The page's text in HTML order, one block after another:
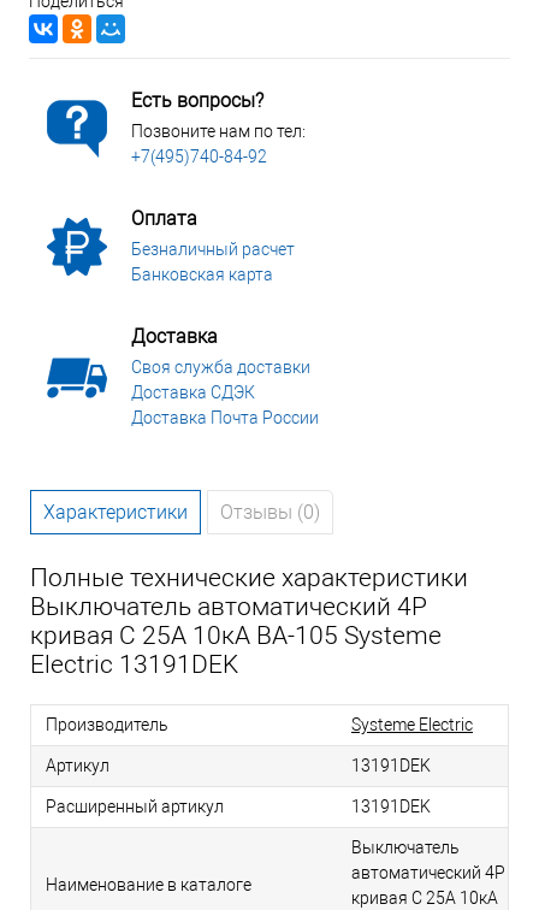
Есть вопросы?
Позвоните нам по тел:
+7(495)740-84-92
Оплата
Безналичный расчет
Банковская карта
Доставка
Своя служба доставки
Доставка СДЭК
Доставка Почта России
Характеристики Отзывы (0)
Полные технические характеристики
Выключатель автоматический 4P
кривая C 25A 10кА ВА-105 Systeme
Electric 13191DEK
Производитель Systeme Electric
Артикул 13191DEK
Расширенный артикул 13191DEK
Наименование в каталоге
Выключатель
автоматический 4P
кривая C 25A 10кА